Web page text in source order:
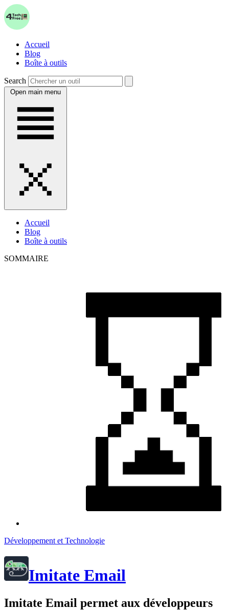
Accueil
Blog
Boîte à outils
Search
Open main menu
Accueil
Blog
Boîte à outils
SOMMAIRE
Développement et Technologie
Imitate Email
Imitate Email permet aux développeurs